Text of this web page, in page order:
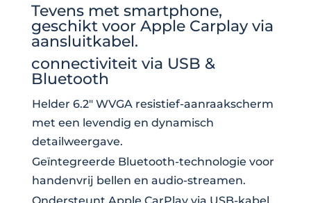
Tevens met smartphone,
geschikt voor Apple Carplay via
aansluitkabel.
connectiviteit via USB &
Bluetooth
Helder 6.2″ WVGA resistief-aanraakscherm
met een levendig en dynamisch
detailweergave.
Geïntegreerde Bluetooth-technologie voor
handenvrij bellen en audio-streamen.
Ondersteunt Apple CarPlay via USB-kabel